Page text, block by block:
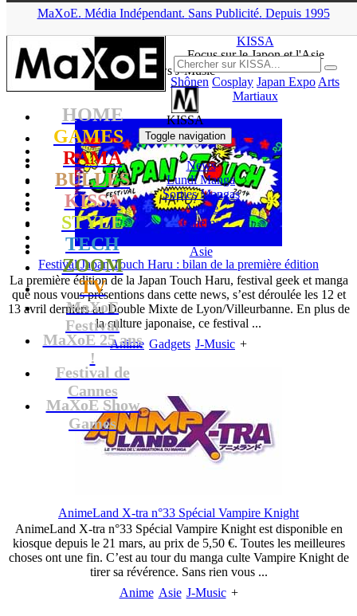
MaXoE. Média Indépendant. Sans Publicité. Depuis 1995
HOME
GAMES
RAMA
BULLES
KISSA
STYLE
TECH
ZOOM
TV
MaXoE
Festival
MaXoE 25 ans
!
Festival de
Cannes
MaXoE Show
Games
KISSA
Focus sur le Japon et l'Asie
Shônen Cosplay Japan Expo Arts
Martiaux
KISSA
Toggle navigation
News
Lundi Manga
Sorties Mangas
Anime
Cinéma
Asie
▲
News J-Music
Festival Japan Touch Haru : bilan de la première édition
La première édition de la Japan Touch Haru, festival geek et manga
que nous vous présentions dans cette news, s’est déroulée les 12 et
13 avril derniers au Double Mixte de Lyon/Villeurbanne. En plus de
la culture japonaise, ce festival ...
Anime Gadgets J-Music +
AnimeLand X-tra n°33 Spécial Vampire Knight
AnimeLand X-tra n°33 Spécial Vampire Knight est disponible en
kiosque depuis le 21 mars, au prix de 5,50 €. Toutes les meilleures
choses ont une fin. C’est au tour du manga culte Vampire Knight de
tirer sa révérence. Sans rien vous ...
Anime Asie J-Music +